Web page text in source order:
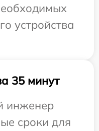
устройства
35 минут
инженер
сроки для